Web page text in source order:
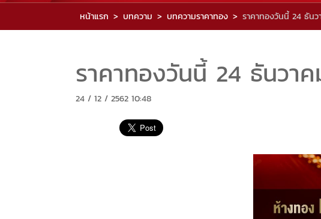
หน้าแรก บทความ บทความราคาทอง ราคาทองวันนี้ 24 ธัน
ราคาทองวันนี้ 24 ธันวา
24 / 12 / 2562 10:48